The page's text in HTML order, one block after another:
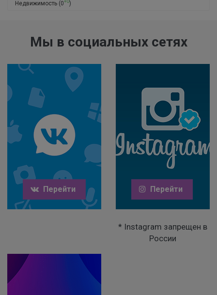
Недвижимость (0+0)
Мы в социальных сетях
Перейти Перейти
* Instagram запрещен в
России